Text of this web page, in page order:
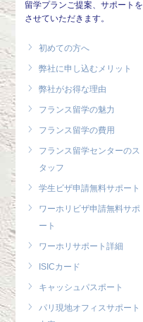
留学プランご提案、サポートを
させていただきます。
初めての方へ
弊社に申し込むメリット
弊社がお得な理由
フランス留学の魅力
フランス留学の費用
フランス留学センターのス
タッフ
学生ビザ申請無料サポート
ワーホリビザ申請無料サポ
ート
ワーホリサポート詳細
ISICカード
キャッシュパスポート
パリ現地オフィスサポート